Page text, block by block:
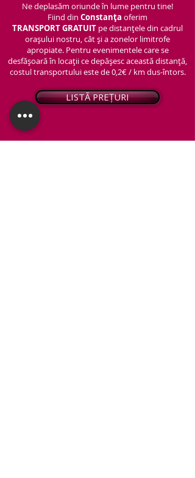
Ne deplasăm oriunde în lume pentru tine!
Fiind din Constanța oferim
TRANSPORTGRATUIT pe distanțele din cadrul
orașului nostru, cât și a zonelor limitrofe
apropiate. Pentru evenimentele care se
desfășoară în locații ce depășesc această distanță,
costul transportului este de 0,2€ / km dus-întors.
LISTĂ PREȚURI
© 2026 - Snap PhotoBooth